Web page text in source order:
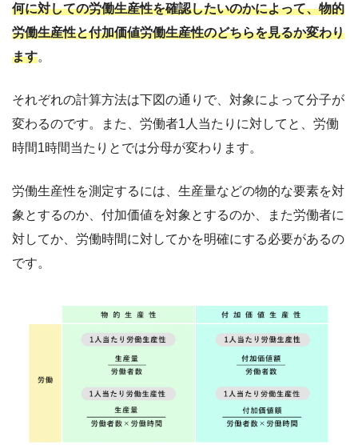
何に対しての労働生産性を確認したいのかによって、物的
労働生産性と付加価値労働生産性のどちらを見るか変わり
ます。
それぞれの計算方法は下図の通りで、対象によって分子が
変わるのです。また、労働者1人当たりに対してと、労働
時間1時間当たりとでは分母が変わります。
労働生産性を測定するには、生産量などの物的な要素を対
象とするのか、付加価値を対象とするのか、また労働者に
対してか、労働時間に対してかを明確にする必要があるの
です。